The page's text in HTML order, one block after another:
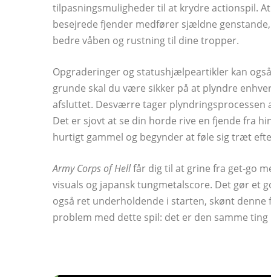
tilpasningsmuligheder til at krydre actionspil.
besejrede fjender medfører sjældne
bedre våben og rustning til dine tropper.
Opgraderinger og statushjælpeartikler kan
grunde skal du være sikker på at plyndre
afsluttet. Desværre tager
Det er sjovt at se din horde rive en fjende fra
hurtigt gammel og begynder at føle sig træt
Army Corps of Hellfår dig til at grine fra get-go
visuals og japansk tungmetalscore. Det gør et
også ret underholdende i starten, skønt
problem med dette spil: det er den samme ting